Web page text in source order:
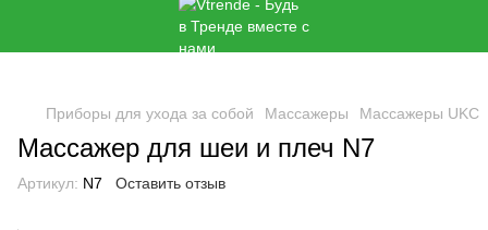
Приборы для ухода за собой Массажеры Массажеры UKC
Массажер для шеи и плеч N7
Артикул: N7 Оставить отзыв